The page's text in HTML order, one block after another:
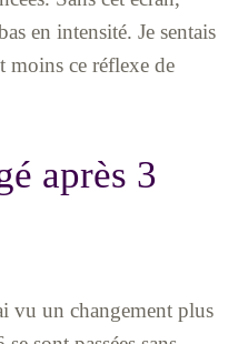
en intensité. Je sentais
moins ce réflexe de
après 3
vu un changement plus